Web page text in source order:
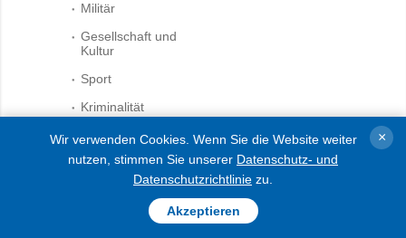
Militär
Gesellschaft und
Kultur
Sport
Kriminalität
Notstand und
dem Zitieren und der
Verwendung aller Inhalte im
Suchsysteme offene Links
nicht tiefer als der erste
Wir verwenden Cookies. Wenn Sie die Website weiter
nutzen, stimmen Sie unserer Datenschutz- und
Datenschutzrichtlinie zu.
Akzeptieren
×